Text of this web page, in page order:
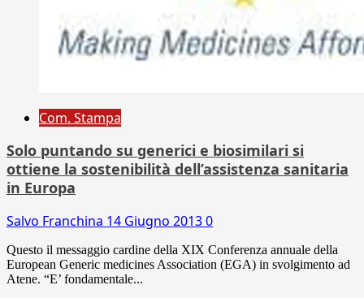
Com. Stampa
Solo puntando su generici e biosimilari si
ottiene la sostenibilità dell’assistenza sanitaria
in Europa
Salvo Franchina 14 Giugno 20130
Questo il messaggio cardine della XIX Conferenza annuale della
European Generic medicines Association (EGA) in svolgimento ad
Atene. “E’ fondamentale...